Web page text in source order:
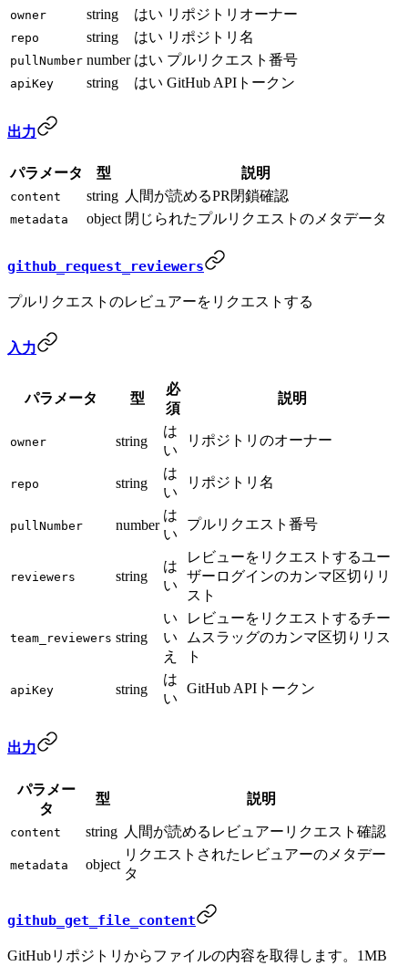
owner string はい リポジトリオーナー
repo string はい リポジトリ名
pullNumber number はい プルリクエスト番号
apiKey string はい GitHub APIトークン
出力
パラメータ 型 説明
content string 人間が読めるPR閉鎖確認
metadata object 閉じられたプルリクエストのメタデータ
github_request_reviewers
プルリクエストのレビュアーをリクエストする
入力
パラメータ 型
必
須
説明
owner string
は
い
リポジトリのオーナー
repo string
は
い
リポジトリ名
pullNumber number
は
い
プルリクエスト番号
reviewers string
は
い
レビューをリクエストするユー
ザーログインのカンマ区切りリ
スト
team_reviewers string
い
い
え
レビューをリクエストするチー
ムスラッグのカンマ区切りリス
ト
apiKey string
は
い
GitHub APIトークン
出力
パラメー
タ
型 説明
content string 人間が読めるレビュアーリクエスト確認
metadata object
リクエストされたレビュアーのメタデー
タ
github_get_file_content
GitHubリポジトリからファイルの内容を取得します。1MB